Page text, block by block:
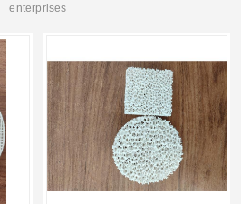
enterprises